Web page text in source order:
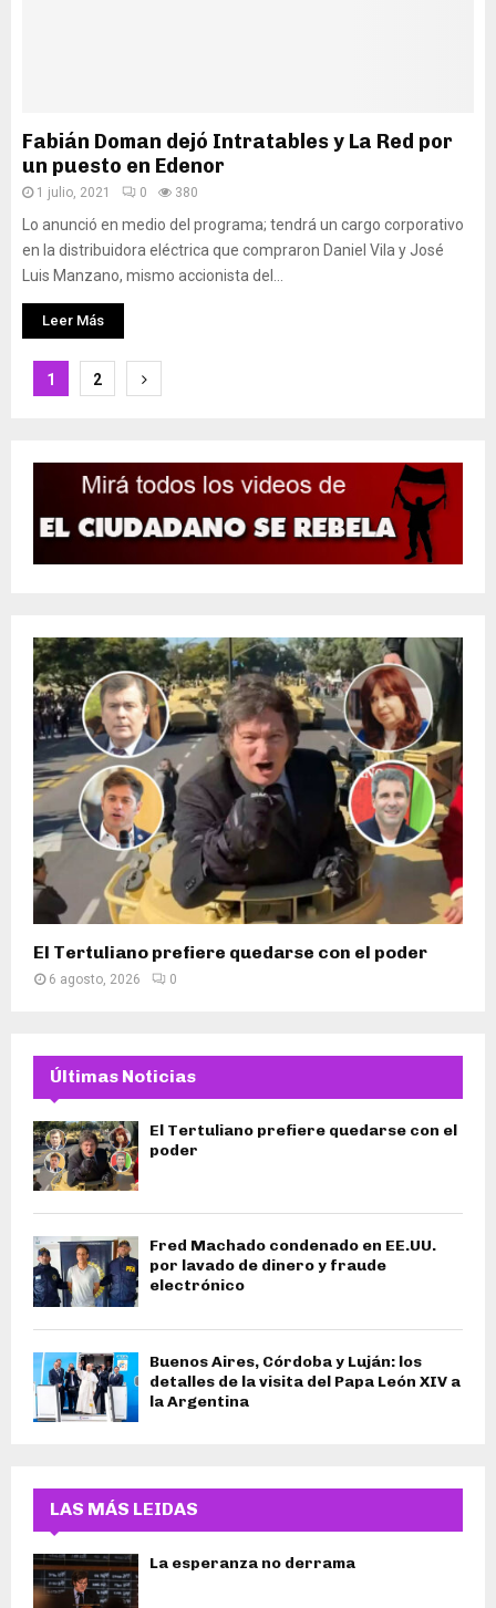
Fabián Doman dejó Intratables y La Red por
un puesto en Edenor
1 julio, 2021 0 380
Lo anunció en medio del programa; tendrá un cargo corporativo
en la distribuidora eléctrica que compraron Daniel Vila y José
Luis Manzano, mismo accionista del...
Leer Más
Paginación
entradas
1 2
El Tertuliano prefiere quedarse con el poder
6 agosto, 2026 0
Últimas Noticias
El Tertuliano prefiere quedarse con el
poder
Fred Machado condenado en EE.UU.
por lavado de dinero y fraude
electrónico
Buenos Aires, Córdoba y Luján: los
detalles de la visita del Papa León XIV a
la Argentina
LAS MÁS LEIDAS
La esperanza no derrama